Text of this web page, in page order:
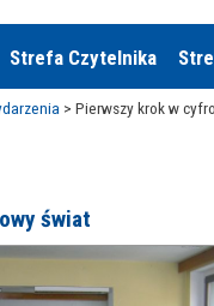
Strefa Czytelnika
> Pierwszy krok w
świat